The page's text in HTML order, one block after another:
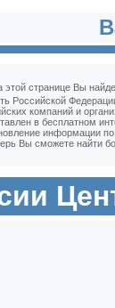
странице Вы
Российской
компаний и
в бесплатном
информации по
Вы сможете найти